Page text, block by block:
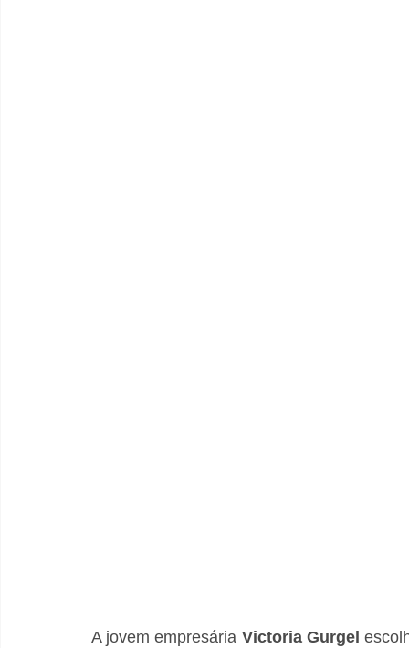
A jovem empresária Victoria Gurgel